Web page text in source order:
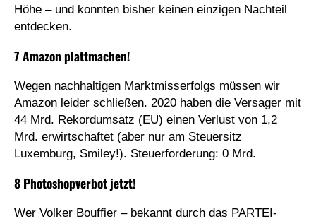
Höhe – und konnten bisher keinen einzigen Nachteil
entdecken.
7 Amazon plattmachen!
Wegen nachhaltigen Marktmisserfolgs müssen wir
Amazon leider schließen. 2020 haben die Versager mit
44 Mrd. Rekordumsatz (EU) einen Verlust von 1,2
Mrd. erwirtschaftet (aber nur am Steuersitz
Luxemburg, Smiley!). Steuerforderung: 0 Mrd.
8 Photoshopverbot jetzt!
Wer Volker Bouffier – bekannt durch das PARTEI-